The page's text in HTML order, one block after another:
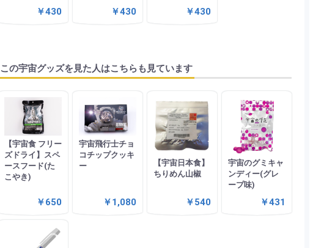
￥430 ￥430 ￥430
この宇宙グッズを見た人はこちらも見ています
【宇宙食 フリー
ズドライ】スペ
ースフード(た
こやき)
￥650
宇宙飛行士チョ
コチップクッキ
ー
￥1,080
【宇宙日本食】
ちりめん山椒
￥540
宇宙のグミキャ
ンディー(グレ
ープ味)
￥431